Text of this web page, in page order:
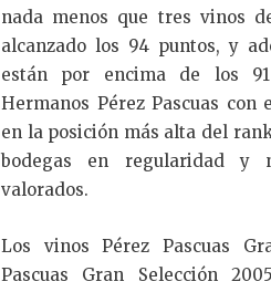
nada menos que tres vinos
alcanzado los 94 puntos, y
están por encima de los
Hermanos Pérez Pascuas
en la posición más alta del
bodegas en regularidad y
valorados.
Los vinos Pérez Pascuas
Pascuas Gran Selección